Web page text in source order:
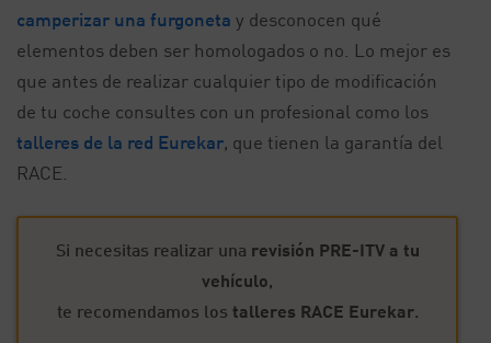
camperizar una furgoneta y desconocen qué
elementos deben ser homologados o no. Lo mejor es
que antes de realizar cualquier tipo de modificación
de tu coche consultes con un profesional como los
talleres de la red Eurekar, que tienen la garantía del
RACE.
Si necesitas realizar una revisión PRE-ITV a tu
vehículo,
te recomendamos los talleres RACE Eurekar.